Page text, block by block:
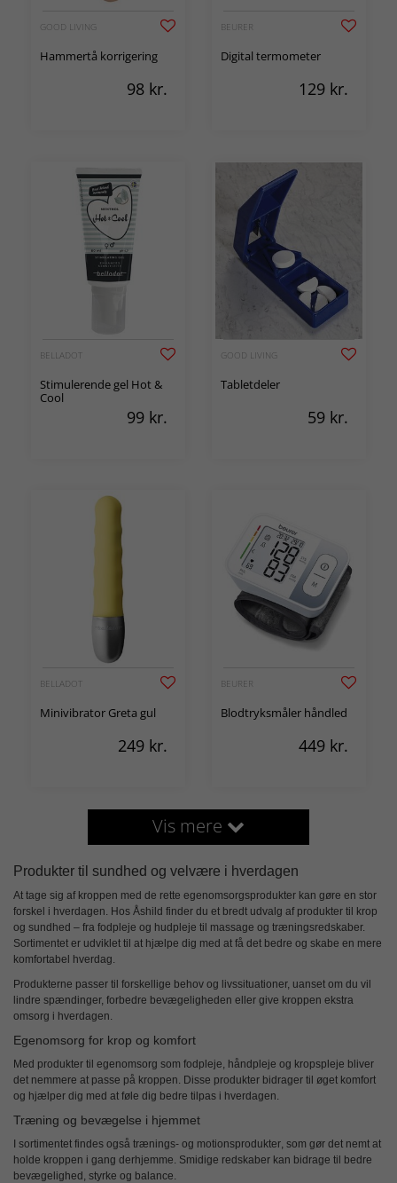
GOOD LIVING
Hammertå korrigering
98 kr.
BEURER
Digital termometer
129 kr.
BELLADOT
Stimulerende gel Hot &
Cool
99 kr.
GOOD LIVING
Tabletdeler
59 kr.
BELLADOT
Minivibrator Greta gul
249 kr.
BEURER
Blodtryksmåler håndled
449 kr.
Vis mere
Produkter til sundhed og velvære i hverdagen
At tage sig af kroppen med de rette egenomsorgsprodukter kan gøre en stor
forskel i hverdagen. Hos Åshild finder du et bredt udvalg af produkter til krop
og sundhed – fra fodpleje og hudpleje til massage og træningsredskaber.
Sortimentet er udviklet til at hjælpe dig med at få det bedre og skabe en mere
komfortabel hverdag.
Produkterne passer til forskellige behov og livssituationer, uanset om du vil
lindre spændinger, forbedre bevægeligheden eller give kroppen ekstra
omsorg i hverdagen.
Egenomsorg for krop og komfort
Med produkter til egenomsorg som fodpleje, håndpleje og kropspleje bliver
det nemmere at passe på kroppen. Disse produkter bidrager til øget komfort
og hjælper dig med at føle dig bedre tilpas i hverdagen.
Træning og bevægelse i hjemmet
I sortimentet findes også trænings- og motionsprodukter, som gør det nemt at
holde kroppen i gang derhjemme. Smidige redskaber kan bidrage til bedre
bevægelighed, styrke og balance.